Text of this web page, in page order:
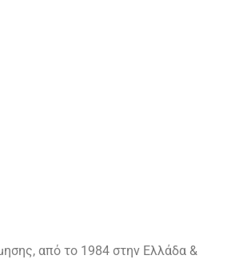
από το 1984 στην Ελλάδα &